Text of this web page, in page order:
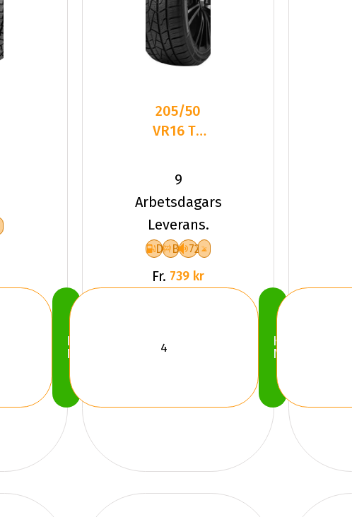
Köp
Nu
205/50
VR16 TL
LANDSAIL
4-
SEASONS
9
Arbetsdagars
Leverans.
D B 72
Fr. 739 kr
Köp
Nu